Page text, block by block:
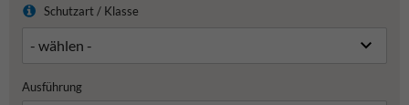
Schutzart / Klasse
Ausführung